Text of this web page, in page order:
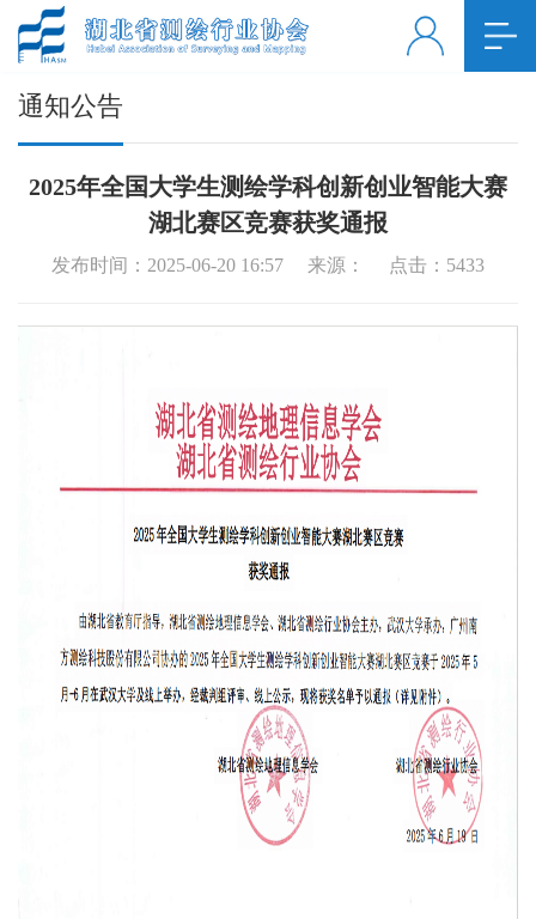
通知公告
2025年全国大学生测绘学科创新创业智能大赛
湖北赛区竞赛获奖通报
发布时间：2025-06-20 16:57 来源： 点击： 5433